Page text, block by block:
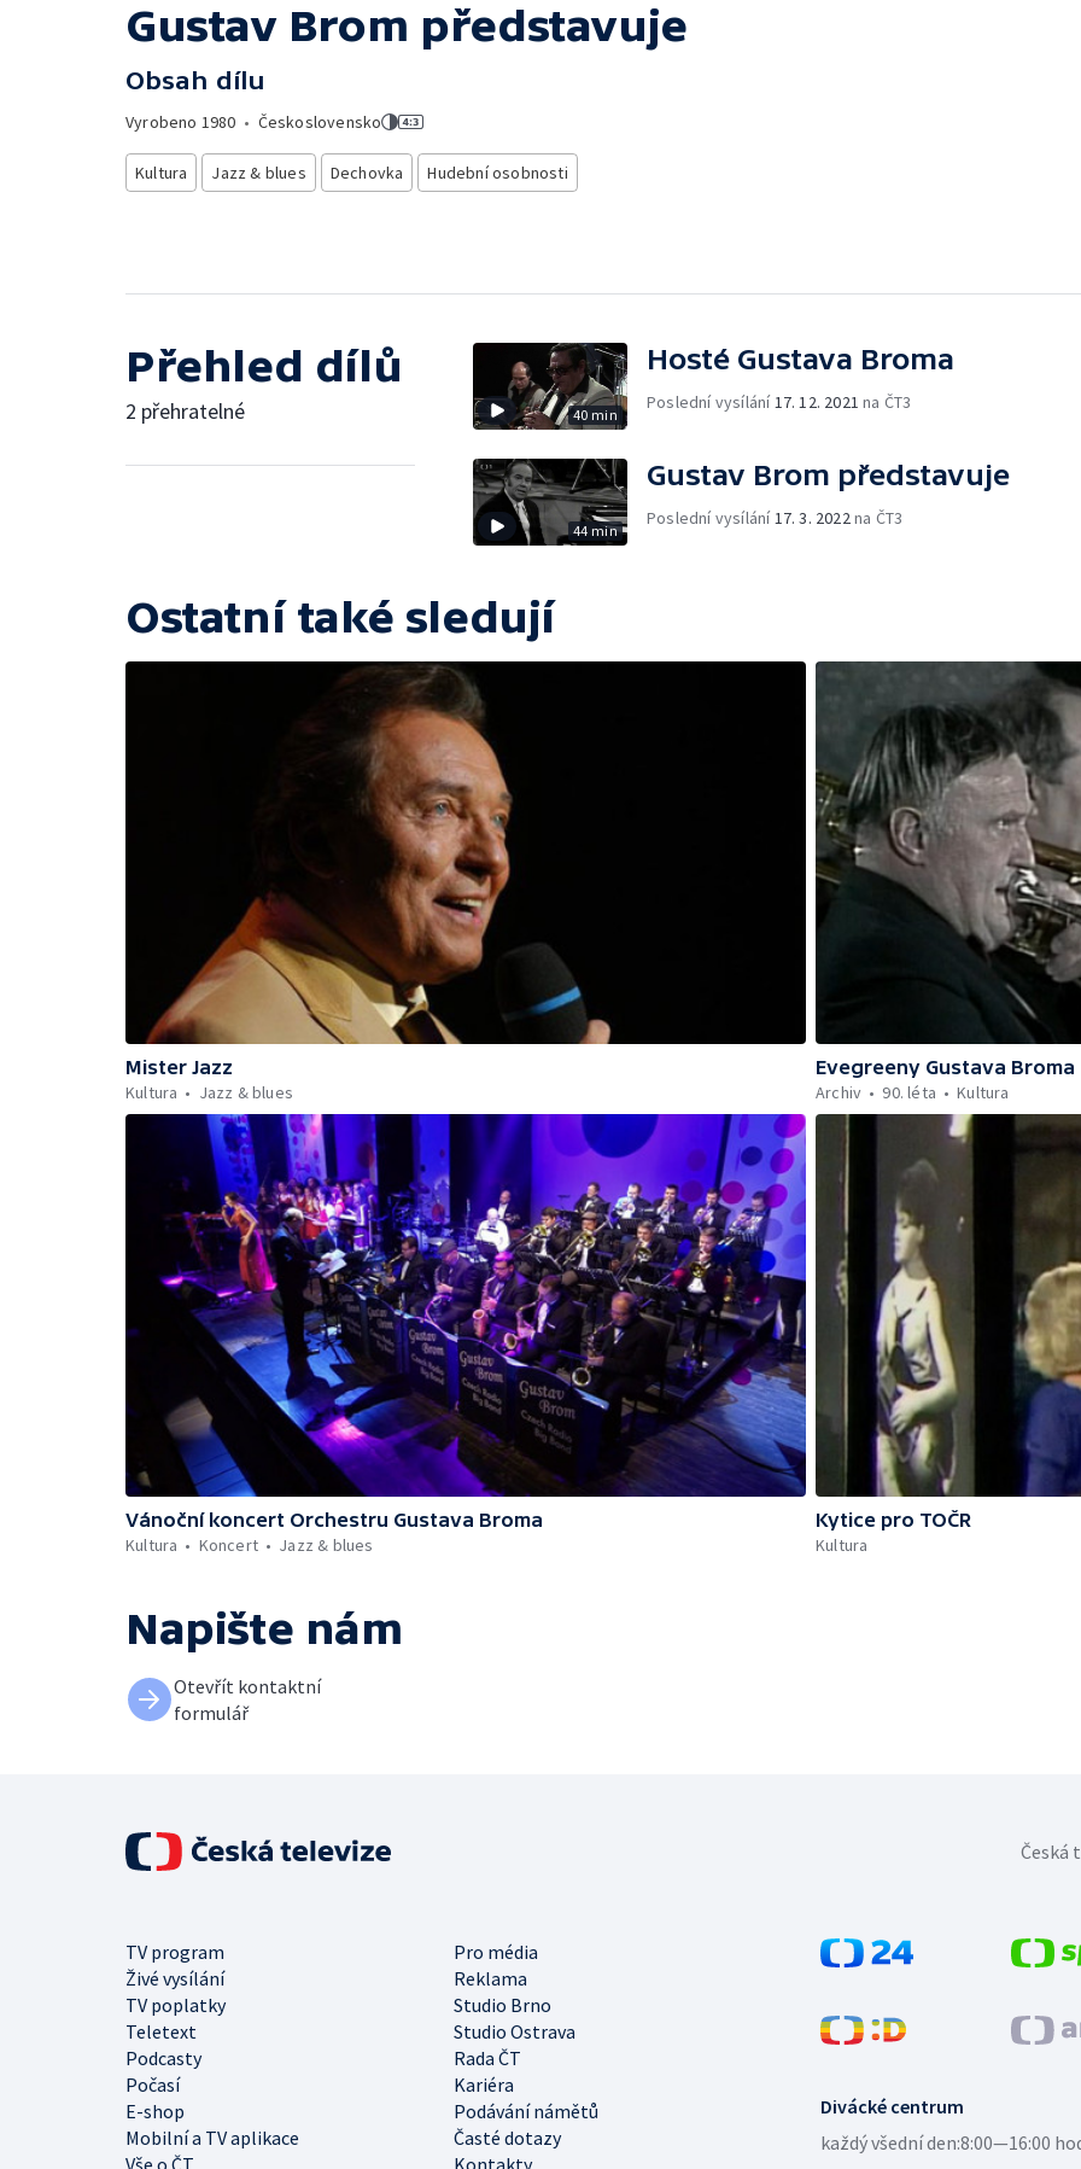
Gustav Brom představuje
Obsah dílu
Vyrobeno 1980 • Československo
Kultura Jazz & blues Dechovka Hudební osobnosti
Přehled dílů
2 přehratelné 40 min
Hosté Gustava Broma
Poslední vysílání 17. 12. 2021 na ČT3
44 min
Gustav Brom představuje
Poslední vysílání 17. 3. 2022 na ČT3
Ostatní také sledují
Mister Jazz
Kultura
Jazz & blues
Evegreeny Gustava Broma
Archiv
90. léta Kultura
Vánoční koncert Orchestru Gustava Broma
Kultura
Koncert Jazz & blues
Kytice pro TOČR
Kultura
Napište nám
Otevřít kontaktní
formulář
Divácké centrum
každý všední den:8:00—16:00
TV program
Pro média
Živé vysílání
Reklama
TV poplatky
Studio Brno
Teletext
Studio Ostrava
Podcasty
Rada ČT
Počasí
Kariéra
E-shop
Podávání námětů
Mobilní a TV aplikace
Časté dotazy
Vše o ČT
Kontakty
Česká